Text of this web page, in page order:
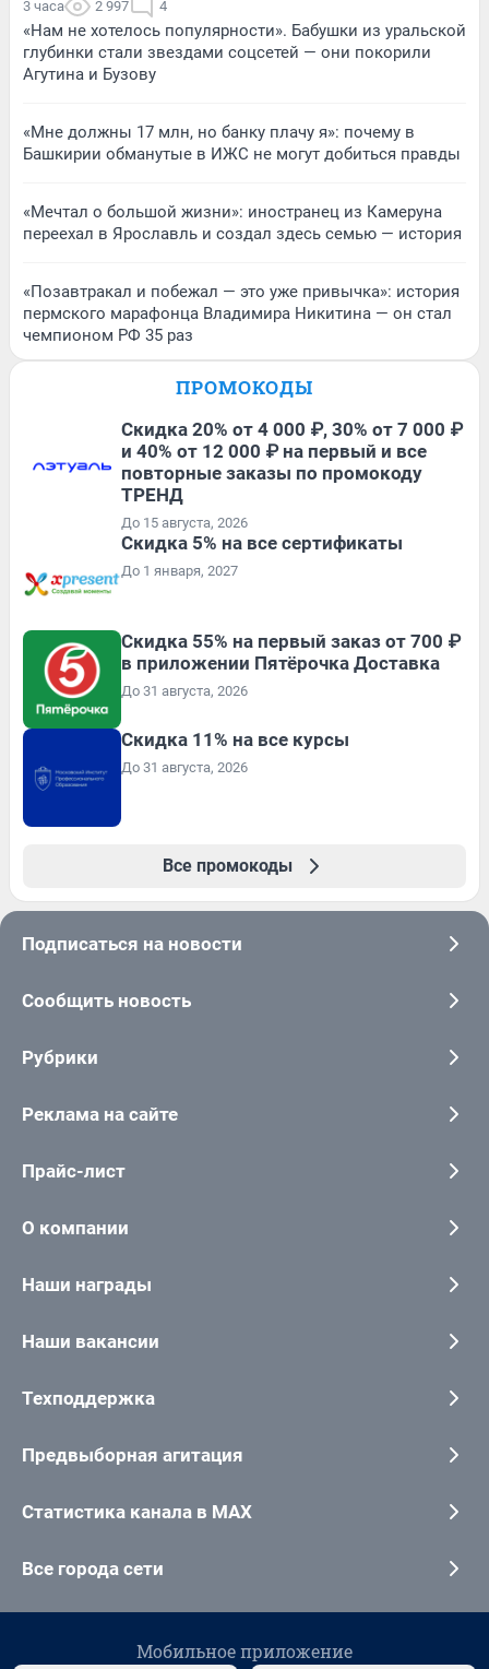
3 часа 2 997 4
«Нам не хотелось популярности». Бабушки из уральской
глубинки стали звездами соцсетей — они покорили
Агутина и Бузову
«Мне должны 17 млн, но банку плачу я»: почему в
Башкирии обманутые в ИЖС не могут добиться правды
«Мечтал о большой жизни»: иностранец из Камеруна
переехал в Ярославль и создал здесь семью — история
«Позавтракал и побежал — это уже привычка»: история
пермского марафонца Владимира Никитина — он стал
чемпионом РФ 35 раз
ПРОМОКОДЫ
Скидка 20% от 4 000 ₽, 30% от 7 000 ₽
и 40% от 12 000 ₽ на первый и все
повторные заказы по промокоду
ТРЕНД
До 15 августа, 2026
Скидка 5% на все сертификаты
До 1 января, 2027
Скидка 55% на первый заказ от 700 ₽
в приложении Пятёрочка Доставка
До 31 августа, 2026
Скидка 11% на все курсы
До 31 августа, 2026
Все промокоды
Подписаться на новости
Сообщить новость
Рубрики
Реклама на сайте
Прайс-лист
О компании
Наши награды
Наши вакансии
Техподдержка
Предвыборная агитация
Статистика канала в MAX
Все города сети
Мобильное приложение